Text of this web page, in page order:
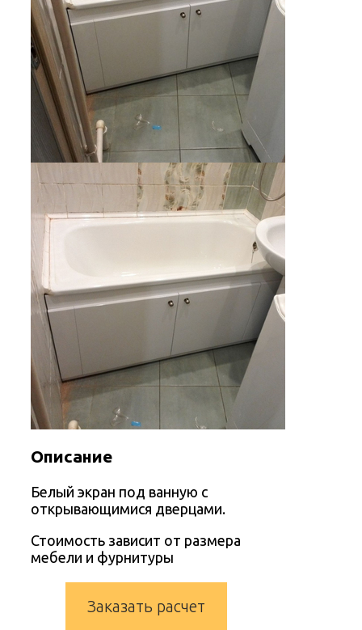
Описание
Белый экран под ванную с
открывающимися дверцами.
Стоимость зависит от размера
мебели и фурнитуры
Заказать расчет